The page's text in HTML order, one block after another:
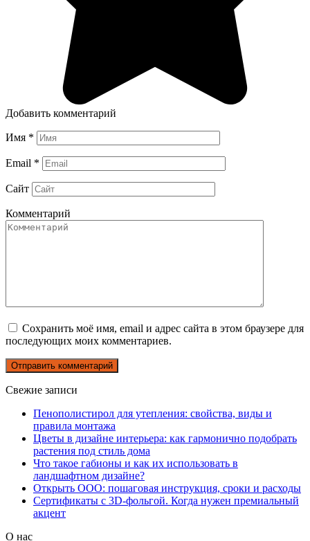
Добавить комментарий
Имя *
Email *
Сайт
Комментарий
Сохранить моё имя, email и адрес сайта в этом браузере для
последующих моих комментариев.
Свежие записи
Пенополистирол для утепления: свойства, виды и
правила монтажа
Цветы в дизайне интерьера: как гармонично подобрать
растения под стиль дома
Что такое габионы и как их использовать в
ландшафтном дизайне?
Открыть ООО: пошаговая инструкция, сроки и расходы
Сертификаты с 3D-фольгой. Когда нужен премиальный
акцент
О нас